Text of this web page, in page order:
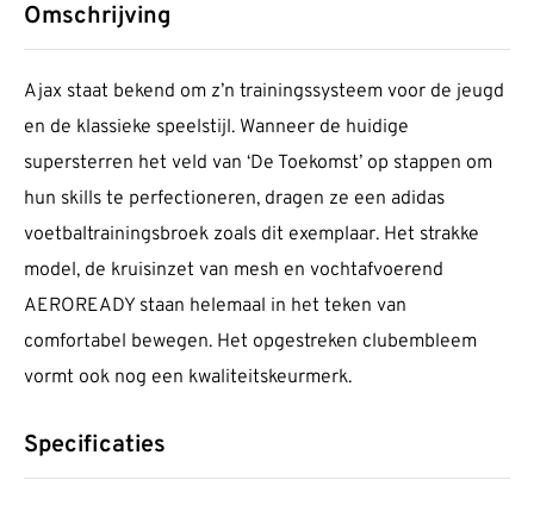
Omschrijving
Ajax staat bekend om z’n trainingssysteem voor de jeugd
en de klassieke speelstijl. Wanneer de huidige
supersterren het veld van ‘De Toekomst’ op stappen om
hun skills te perfectioneren, dragen ze een adidas
voetbaltrainingsbroek zoals dit exemplaar. Het strakke
model, de kruisinzet van mesh en vochtafvoerend
AEROREADY staan helemaal in het teken van
comfortabel bewegen. Het opgestreken clubembleem
vormt ook nog een kwaliteitskeurmerk.
Specificaties